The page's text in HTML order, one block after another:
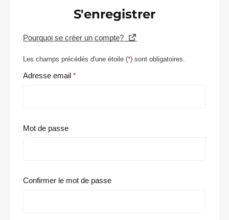
S'enregistrer
Pourquoi se créer un compte?
Les champs précédés d'une étoile (*) sont obligatoires.
Adresse email
Mot de passe
Confirmer le mot de passe